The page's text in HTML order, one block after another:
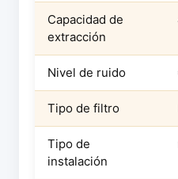
Capacidad de
extracción
Nivel de ruido
Tipo de filtro
Tipo de
instalación